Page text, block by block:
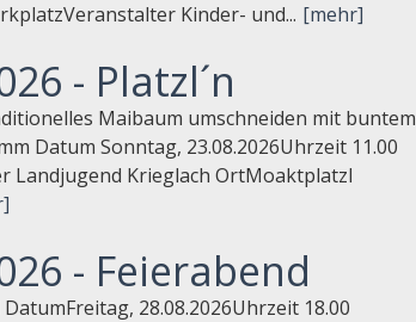
Kinder- und... [mehr]
- Platzl´n
Maibaum umschneiden mit buntem
Datum Sonntag, 23.08.2026Uhrzeit 11.00
Landjugend Krieglach OrtMoaktplatzl
- Feierabend
28.08.2026Uhrzeit 18.00